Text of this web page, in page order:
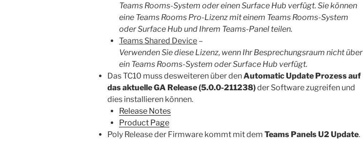
Teams Rooms-System oder einen Surface Hub verfügt. Sie können
eine Teams Rooms Pro-Lizenz mit einem Teams Rooms-System
oder Surface Hub und Ihrem Teams-Panel teilen.
Teams Shared Device –
Verwenden Sie diese Lizenz, wenn Ihr Besprechungsraum nicht über
ein Teams Rooms-System oder Surface Hub verfügt.
Das TC10 muss desweiteren über denAutomatic Update Prozess auf
das aktuelle GA Release (5.0.0-211238)der Software zugreifen und
dies installieren können.
Release Notes
Product Page
Poly Release der Firmware kommt mit dem Teams Panels U2 Update.